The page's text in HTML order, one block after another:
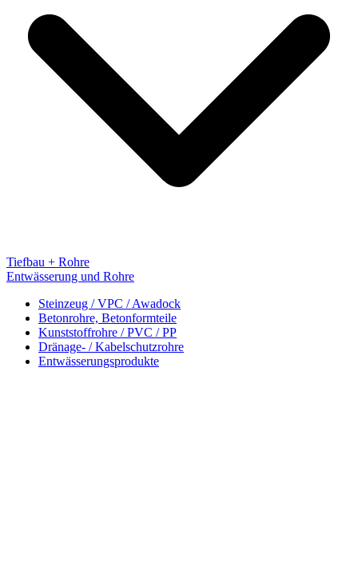
Tiefbau + Rohre
Entwässerung und Rohre
Steinzeug / VPC / Awadock
Betonrohre, Betonformteile
Kunststoffrohre / PVC / PP
Dränage- / Kabelschutzrohre
Entwässerungsprodukte